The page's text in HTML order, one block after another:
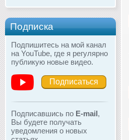
Подписка
Подпишитесь на мой канал
на YouTube, где я регулярно
публикую новые видео.
Подписаться
Подписавшись по E-mail,
Вы будете получать
уведомления о новых